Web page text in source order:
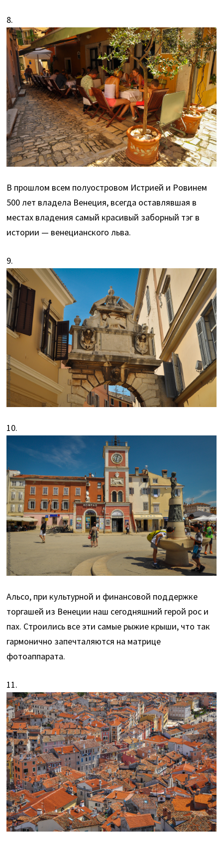
8.
В прошлом всем полуостровом Истрией и Ровинем
500 лет владела Венеция, всегда оставлявшая в
местах владения самый красивый заборный тэг в
истории — венецианского льва.
9.
10.
Альсо, при культурной и финансовой поддержке
торгашей из Венеции наш сегодняшний герой рос и
пах. Строились все эти самые рыжие крыши, что так
гармонично запечталяются на матрице
фотоаппарата.
11.